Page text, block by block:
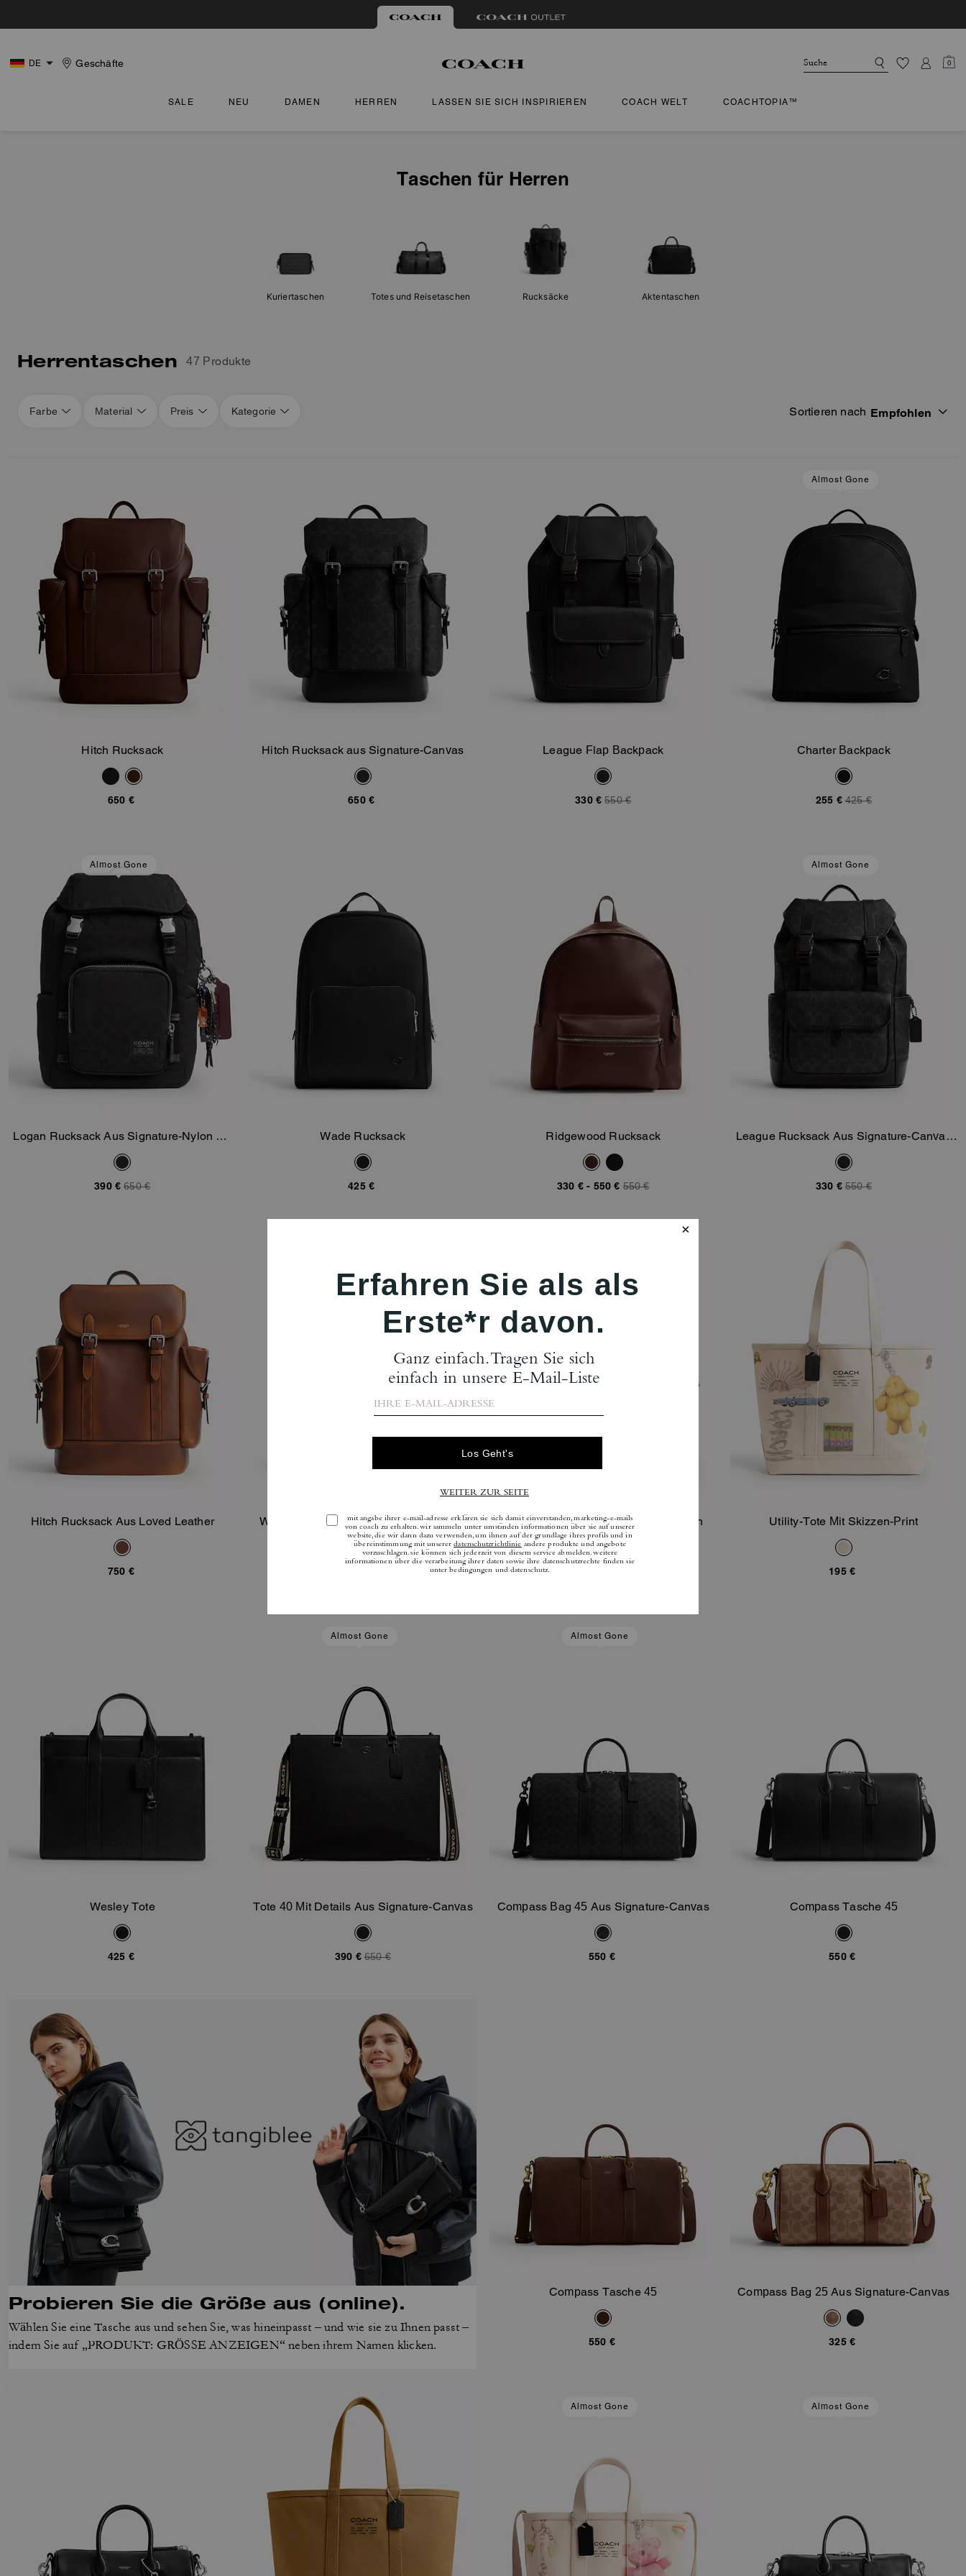
DE Geschäfte 0
SALE NEU DAMEN HERREN LASSEN SIE SICH INSPIRIEREN COACH WELT COACHTOPIA™
Taschen für Herren
Kuriertaschen Totes und Reisetaschen Rucksäcke Aktentaschen
Herrentaschen 47 Produkte
Farbe Material Preis Kategorie Sortieren nach Empfohlen
Hitch Rucksack
650 €
In Den Warenkorb
Hitch Rucksack aus Signature-Canvas
650 €
In Den Warenkorb
League Flap Backpack
330 € 550 €
Almost Gone
In Den Warenkorb
Charter Backpack
255 € 425 €
Almost Gone
In Den Warenkorb
Logan Rucksack Aus Signature-Nylon Mit
Anhängern
390 € 650 €
Wade Rucksack
425 €
In Den Warenkorb
Ridgewood Rucksack
330 €- 550 € 550 €
Almost Gone
In Den Warenkorb
League Rucksack Aus Signature-Canvas
Mit Umschlag
330 € 550 €
Hitch Rucksack Aus Loved Leather
750 €
In Den Warenkorb
Wade Rucksack Aus Signature-Canvas
In Den Warenkorb
Logan Rucksack Aus Signature-Nylon Utility-Tote Mit Skizzen-Print
195 €
In Den Warenkorb
Wesley Tote
425 €
Almost Gone
In Den Warenkorb
Tote 40 Mit Details Aus Signature-Canvas
390 € 650 €
Almost Gone
In Den Warenkorb
Compass Bag 45 Aus Signature-Canvas
550 €
In Den Warenkorb
Compass Tasche 45
550 €
Probieren Sie die Größe aus (online).
Wählen Sie eine Tasche aus und sehen Sie, was hineinpasst – und wie sie zu Ihnen passt –
indem Sie auf „PRODUKT: GRÖSSE ANZEIGEN“ neben ihrem Namen klicken.
In Den Warenkorb
Compass Tasche 45
550 €
In Den Warenkorb
Compass Bag 25 Aus Signature-Canvas
325 €
Almost Gone Almost Gone